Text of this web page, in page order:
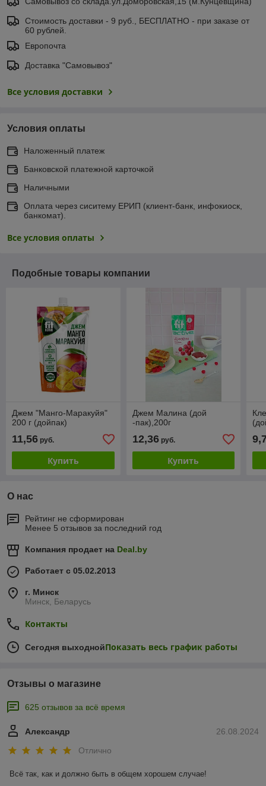
Стоимость доставки - 9 руб., БЕСПЛАТНО - при заказе от
60 рублей.
Европочта
Доставка "Самовывоз"
Все условия доставки
Условия оплаты
Наложенный платеж
Банковской платежной карточкой
Наличными
Оплата через сиситему ЕРИП (клиент-банк, инфокиоск,
банкомат).
Все условия оплаты
Подобные товары компании
Джем "Манго-Маракуйя"
200 г (дойпак)
11,56 руб.
Купить
Джем Малина (дой
-пак),200г
12,36руб.
Купить
О нас
Рейтинг не сформирован
Менее 5 отзывов за последний год
Компания продает на Deal.by
Работает с 05.02.2013
г. Минск
Минск, Беларусь
Контакты
Сегодня выходнойПоказать весь график работы
Отзывы о магазине
625 отзывов за всё время
26.08.2024
Александр
Отлично
Всё так, как и должно быть в общем хорошем случае!